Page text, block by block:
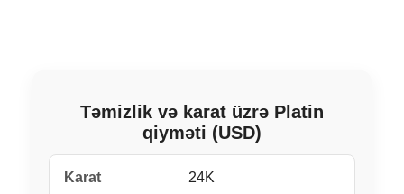
Təmizlik və karat üzrə Platin
qiyməti (USD)
24K